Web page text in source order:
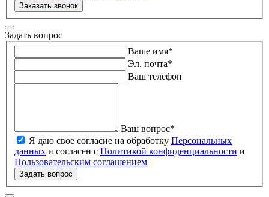
Заказать звонок
Задать вопрос
Ваше имя*
Эл. почта*
Ваш телефон
Ваш вопрос*
Я даю свое согласие на обработку Персональных
данных и согласен с Политикой конфиденциальности и
Пользовательским соглашением
Задать вопрос